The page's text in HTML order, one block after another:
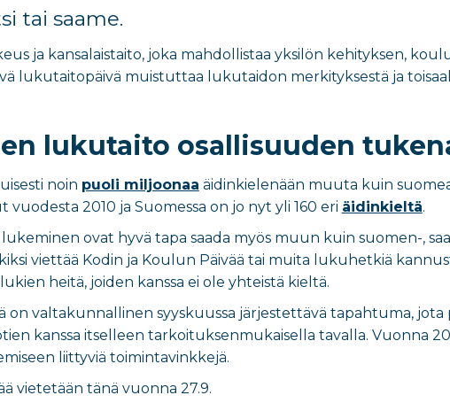
tai saame.
ja kansalaistaito, joka mahdollistaa yksilön kehityksen,
lukutaitopäivä muistuttaa lukutaidon merkityksestä ja
lukutaito osallisuuden
noin puoli miljoonaa äidinkielenään muuta kuin
2010 ja Suomessa on jo nyt yli 160 eri äidinkieltä.
ovat hyvä tapa saada myös muun kuin suomen-,
viettää Kodin ja Koulun Päivää tai muita lukuhetkiä
heitä, joiden kanssa ei ole yhteistä kieltä.
on valtakunnallinen syyskuussa järjestettävä tapahtuma,
kanssa itselleen tarkoituksenmukaisella tavalla. Vuonna
liittyviä toimintavinkkejä.
vietetään tänä vuonna 27.9.